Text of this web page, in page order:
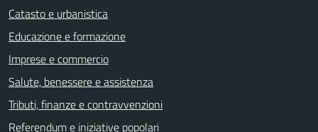
Catasto e urbanistica
Educazione e formazione
Imprese e commercio
Salute, benessere e assistenza
Tributi, finanze e contravvenzioni
Referendum e iniziative popolari